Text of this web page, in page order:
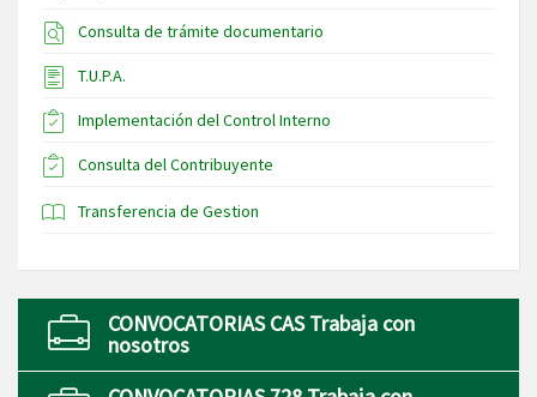
Consulta de trámite documentario
T.U.P.A.
Implementación del Control Interno
Consulta del Contribuyente
Transferencia de Gestion
CONVOCATORIAS CAS Trabaja con
nosotros